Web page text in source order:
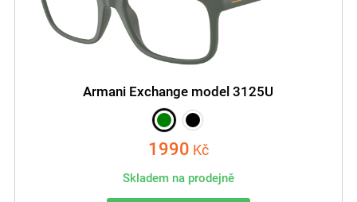
Armani Exchange model 3125U
1990 Kč
Skladem na prodejně